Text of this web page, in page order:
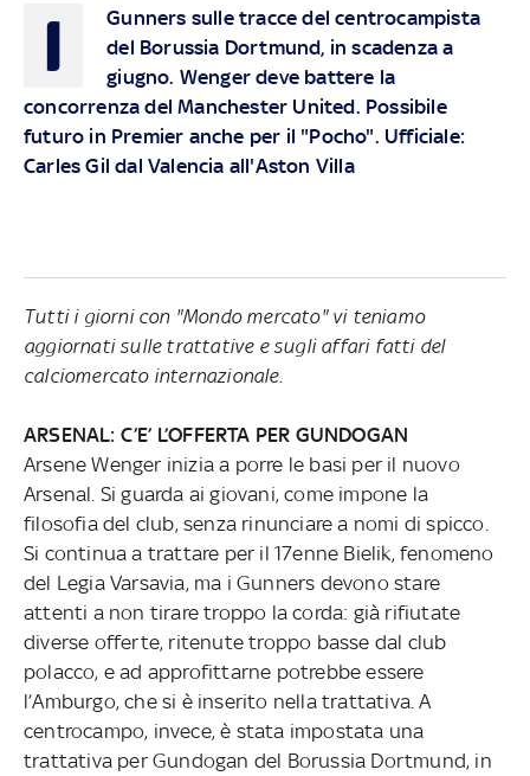
I
Gunners sulle tracce del centrocampista
del Borussia Dortmund, in scadenza a
giugno. Wenger deve battere la
concorrenza del Manchester United. Possibile
futuro in Premier anche per il "Pocho". Ufficiale:
Carles Gil dal Valencia all'Aston Villa
Tutti i giorni con "Mondo mercato" vi teniamo
aggiornati sulle trattative e sugli affari fatti del
calciomercato internazionale.
ARSENAL: C’E’ L’OFFERTA PER GUNDOGAN
Arsene Wenger inizia a porre le basi per il nuovo
Arsenal. Si guarda ai giovani, come impone la
filosofia del club, senza rinunciare a nomi di spicco.
Si continua a trattare per il 17enne Bielik, fenomeno
del Legia Varsavia, ma i Gunners devono stare
attenti a non tirare troppo la corda: già rifiutate
diverse offerte, ritenute troppo basse dal club
polacco, e ad approfittarne potrebbe essere
l’Amburgo, che si è inserito nella trattativa. A
centrocampo, invece, è stata impostata una
trattativa per Gundogan del Borussia Dortmund, in